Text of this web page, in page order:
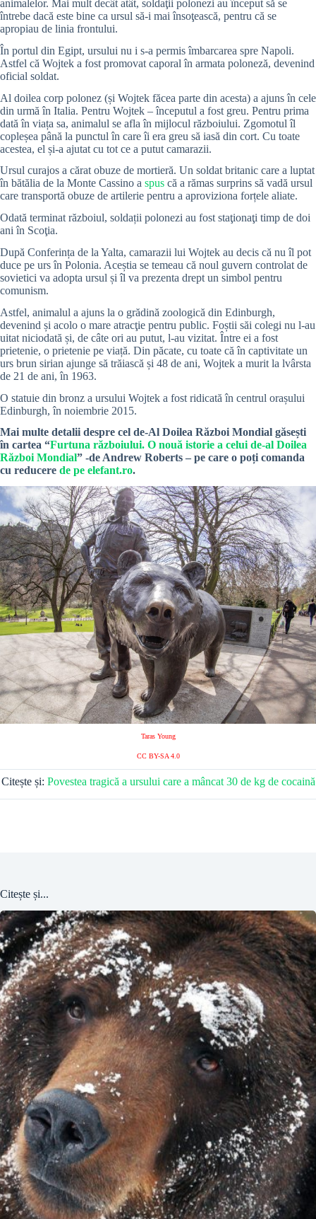
animalelor. Mai mult decât atât, soldaţii polonezi au început să se
întrebe dacă este bine ca ursul să-i mai însoţească, pentru că se
apropiau de linia frontului.
În portul din Egipt, ursului nu i s-a permis îmbarcarea spre Napoli.
Astfel că Wojtek a fost promovat caporal în armata poloneză, devenind
oficial soldat.
Al doilea corp polonez (și Wojtek făcea parte din acesta) a ajuns în cele
din urmă în Italia. Pentru Wojtek – începutul a fost greu. Pentru prima
dată în viața sa, animalul se afla în mijlocul războiului. Zgomotul îl
copleșea până la punctul în care îi era greu să iasă din cort. Cu toate
acestea, el și-a ajutat cu tot ce a putut camarazii.
Ursul curajos a cărat obuze de mortieră. Un soldat britanic care a luptat
în bătălia de la Monte Cassino a spus că a rămas surprins să vadă ursul
care transportă obuze de artilerie pentru a aproviziona forțele aliate.
Odată terminat războiul, soldații polonezi au fost staţionaţi timp de doi
ani în Scoţia.
După Conferința de la Yalta, camarazii lui Wojtek au decis că nu îl pot
duce pe urs în Polonia. Aceștia se temeau că noul guvern controlat de
sovietici va adopta ursul și îl va prezenta drept un simbol pentru
comunism.
Astfel, animalul a ajuns la o grădină zoologică din Edinburgh,
devenind și acolo o mare atracţie pentru public. Foștii săi colegi nu l-au
uitat niciodată și, de câte ori au putut, l-au vizitat. Între ei a fost
prietenie, o prietenie pe viață. Din păcate, cu toate că în captivitate un
urs brun sirian ajunge să trăiască și 48 de ani, Wojtek a murit la lvârsta
de 21 de ani, în 1963.
O statuie din bronz a ursului Wojtek a fost ridicată în centrul orașului
Edinburgh, în noiembrie 2015.
Mai multe detalii despre cel de-Al Doilea Război Mondial găsești
în cartea “Furtuna războiului. O nouă istorie a celui de-al Doilea
Război Mondial” -de Andrew Roberts – pe care o poți comanda
cu reducere de pe elefant.ro.
Taras Young
CC BY-SA 4.0
Citește și: Povestea tragică a ursului care a mâncat 30 de kg de cocaină
Citește și...